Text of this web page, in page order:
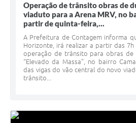
Operação de trânsito obras de
viaduto para a Arena MRV, no
partir de quinta-feira,...
A Prefeitura de Contagem informa
Horizonte, irá realizar a partir das 7h
operação de trânsito para obras de
“Elevado da Massa”, no bairro
das vigas do vão central do novo
trânsito...